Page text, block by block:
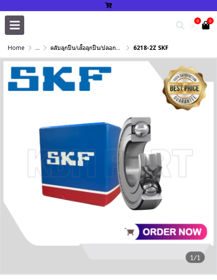
0 0
Home ... ตลับลูกปืน/เสื้อลูกปืน/ปลอกปรับเพลา/แหวนกำหนด/เพลาฮาร์ดโครม 6218-2Z SKF
1/1